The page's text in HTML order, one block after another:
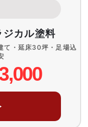
ジカル塗料
て・延床30坪・足場込